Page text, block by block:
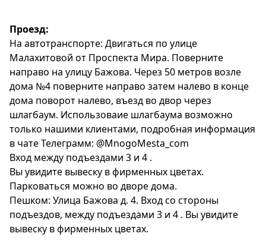
Проезд:
На автотранспорте: Двигаться по улице
Малахитовой от Проспекта Мира. Поверните
направо на улицу Бажова. Через 50 метров возле
дома №4 поверните направо затем налево в конце
дома поворот налево, въезд во двор через
шлагбаум. Использоваие шлагбаума возможно
только нашими клиентами, подробная информация
в чате Телеграмм: @MnogoMesta_com
Вход между подъездами 3 и 4 .
Вы увидите вывеску в фирменных цветах.
Парковаться можно во дворе дома.
Пешком: Улица Бажова д. 4. Вход со стороны
подъездов, между подъездами 3 и 4 . Вы увидите
вывеску в фирменных цветах.